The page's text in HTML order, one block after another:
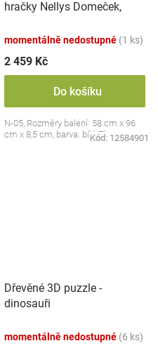
hračky Nellys Domeček,
momentálně nedostupné (1 ks)
2 459 Kč
Do košíku
N-05, Rozměry balení: 58 cm x 96
cm x 8,5 cm, barva: bílá Flowers
Kód: 12584901
Dřevěné 3D puzzle -
dinosauři
momentálně nedostupné (6 ks)